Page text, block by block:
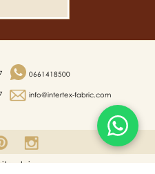
0661418500
info@intertex-fabric.com
ului